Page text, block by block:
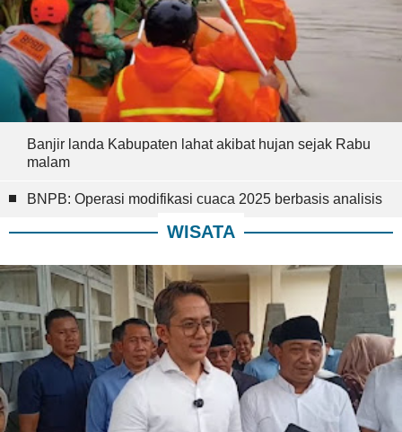
Banjir landa Kabupaten lahat akibat hujan sejak Rabu
malam
BNPB: Operasi modifikasi cuaca 2025 berbasis analisis
WISATA